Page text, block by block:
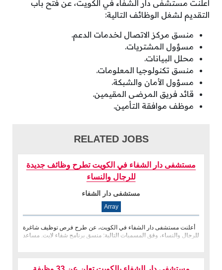
أعلنت مستشفى دار الشفاء في الكويت، عن فتح باب
التقديم لشغل الوظائف التالية:
منسق مركز الاتصال لخدمات الدعم.
مسؤول المشتريات.
محلل البيانات.
منسق تكنولوجيا المعلومات.
مسؤول الأمان والشبكة.
قائد فريق المرضى المقيمين.
موظف موافقة التأمين.
RELATED JOBS
مستشفى دار الشفاء في الكويت تطرح وظائف جديدة
للرجال والنساء
مستشفى دار الشفاء
Array
أعلنت مستشفى دار الشفاء في الكويت، عن طرح فرص توظيف شاغرة
للرجال والنساء، وفق المسميات التالية: منسق برنامج شفاء لايت. مساعد